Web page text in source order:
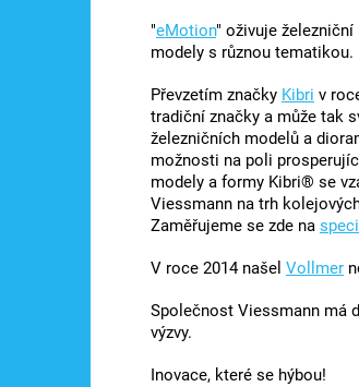
"eMotion" oživuje
modely s různou tematikou.
Převzetím značky Kibri v
tradiční značky a může tak
železničních modelů a
možnosti na poli
modely a formy Kibri® se
Viessmann na trh
Zaměřujeme se zde na
V roce 2014 našel Vollmer
Společnost Viessmann má
výzvy.
Inovace, které se hýbou!